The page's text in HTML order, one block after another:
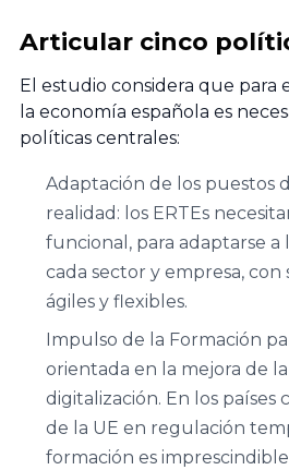
la
Articular cinco
El estudio considera que para
la economía española es
políticas centrales:
Adaptación de los puestos
realidad: los ERTEs
funcional, para adaptarse a
cada sector y empresa, con
ágiles y flexibles.
Impulso de la Formación
orientada en la mejora de
digitalización. En los países
de la UE en regulación
formación es